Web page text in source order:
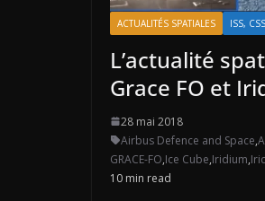
ACTUALITÉS SPATIALES ISS,
L’actualité
Grace FO et
28 mai 2018
Airbus Defence and Space,
GRACE-FO,Ice Cube,Iridium,
10 min read